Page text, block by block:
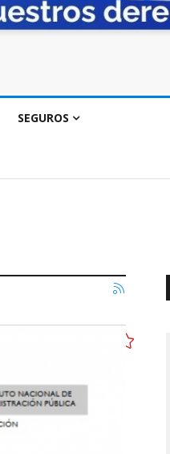
SEGUROS